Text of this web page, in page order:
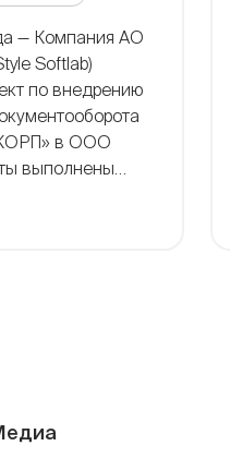
— Компания АО
Softlab)
по внедрению
КОРП» в ООО
выполнены
— с 16